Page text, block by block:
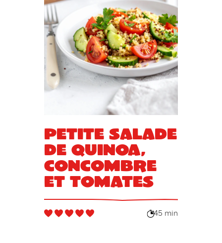
Petite salade
de quinoa,
concombre
et tomates
45 min